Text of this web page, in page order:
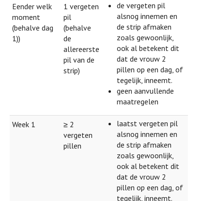
Eender welk
moment
(behalve dag
1))
1 vergeten
pil
(behalve
de
allereerste
pil van de
strip)
de vergeten pil
alsnog innemen en
de strip afmaken
zoals gewoonlijk,
ook al betekent dit
dat de vrouw 2
pillen op een dag, of
tegelijk, inneemt.
geen aanvullende
maatregelen
Week 1
≥ 2
vergeten
pillen
laatst vergeten pil
alsnog innemen en
de strip afmaken
zoals gewoonlijk,
ook al betekent dit
dat de vrouw 2
pillen op een dag, of
tegelijk, inneemt.